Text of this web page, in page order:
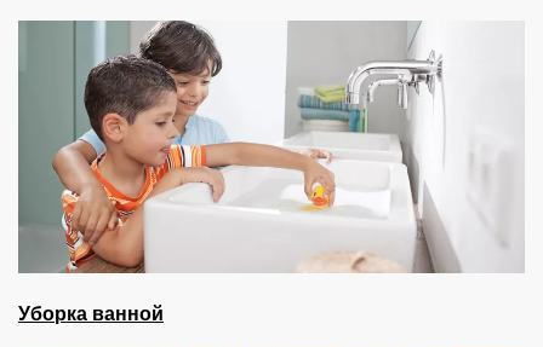
Уборка ванной